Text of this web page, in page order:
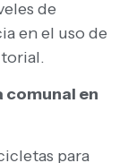
de
en el uso de
comunal en
para